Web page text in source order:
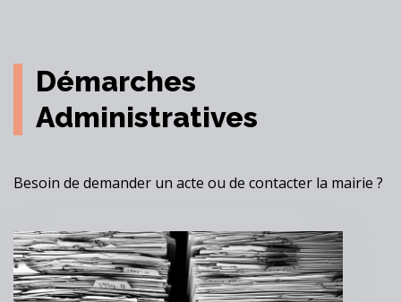
Démarches
Administratives
Besoin de demander un acte ou de contacter la mairie ?